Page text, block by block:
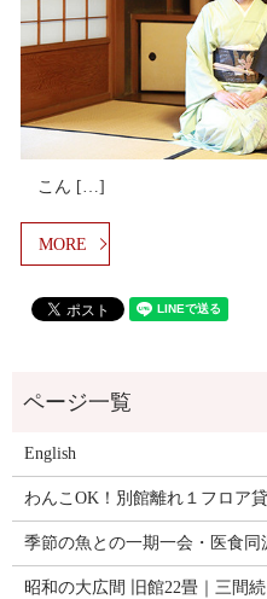
こん […]
MORE
English
わんこOK！別館離れ１フロア
季節の魚との一期一会・医食同
昭和の大広間 旧館22畳｜三間